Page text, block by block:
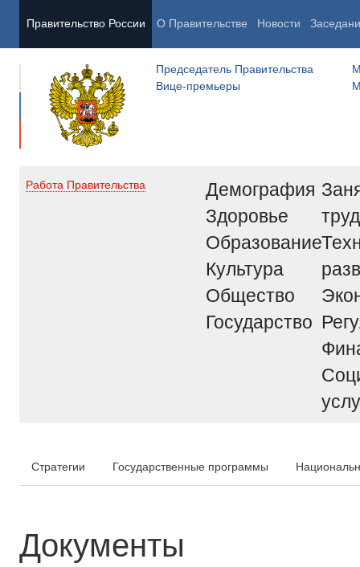
Правительство России О Правительстве Новости
Председатель Правительства
Вице-премьеры
Работа Правительства
Демография
Здоровье
Образование
Культура
Общество
Государство
труд
Стратегии Государственные программы
Документы